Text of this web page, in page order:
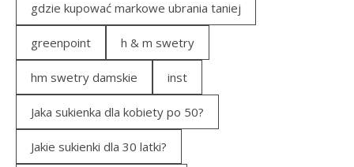
gdzie kupować markowe ubrania taniej
greenpoint h & m swetry
hm swetry damskie inst
Jaka sukienka dla kobiety po 50?
Jakie sukienki dla 30 latki?